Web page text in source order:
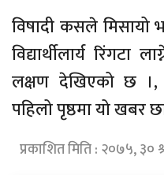
विषादी कसले मिसायो
विद्यार्थीलार्य रिंगटा
लक्षण देखिएको छ ।,
पहिलो पृष्ठमा यो खबर
प्रकाशित मिति : २०७५,